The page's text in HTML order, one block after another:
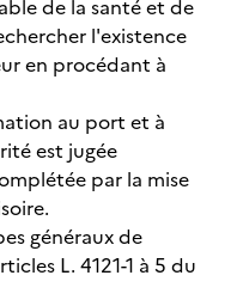
de la santé et de
l'existence
en procédant à
au port et à
est jugée
par la mise
généraux de
L. 4121-1 à 5 du